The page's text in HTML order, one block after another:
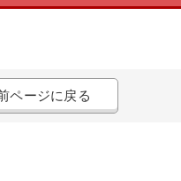
ページに戻る